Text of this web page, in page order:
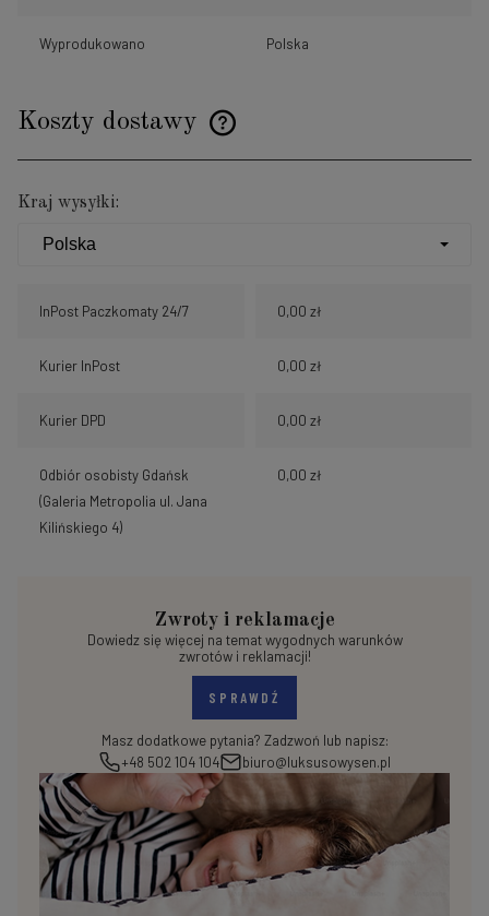
Wyprodukowano Polska
Koszty dostawy
Cena nie zawiera ewentualnych kosztów płatności
Kraj wysyłki:
InPost Paczkomaty 24/7 0,00 zł
Kurier InPost 0,00 zł
Kurier DPD 0,00 zł
Odbiór osobisty Gdańsk
(Galeria Metropolia ul. Jana
Kilińskiego 4)
0,00 zł
Zwroty i reklamacje
Dowiedz się więcej na temat wygodnych warunków
zwrotów i reklamacji!
SPRAWDŹ
Masz dodatkowe pytania? Zadzwoń lub napisz:
+48 502 104 104
biuro@luksusowysen.pl